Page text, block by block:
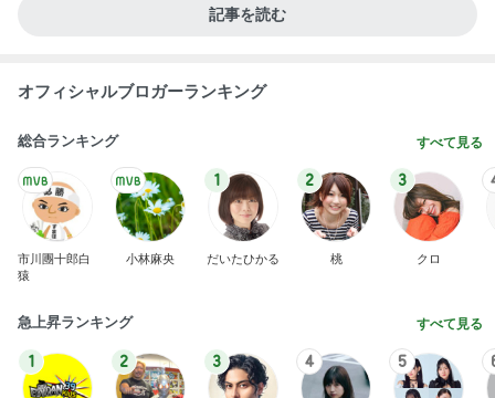
記事を読む
オフィシャルブロガーランキング
総合ランキング すべて見る
市川團十郎白
猿
小林麻央
1
だいたひかる
2
桃
3
クロ
急上昇ランキング すべて見る
1 2 3 4 5